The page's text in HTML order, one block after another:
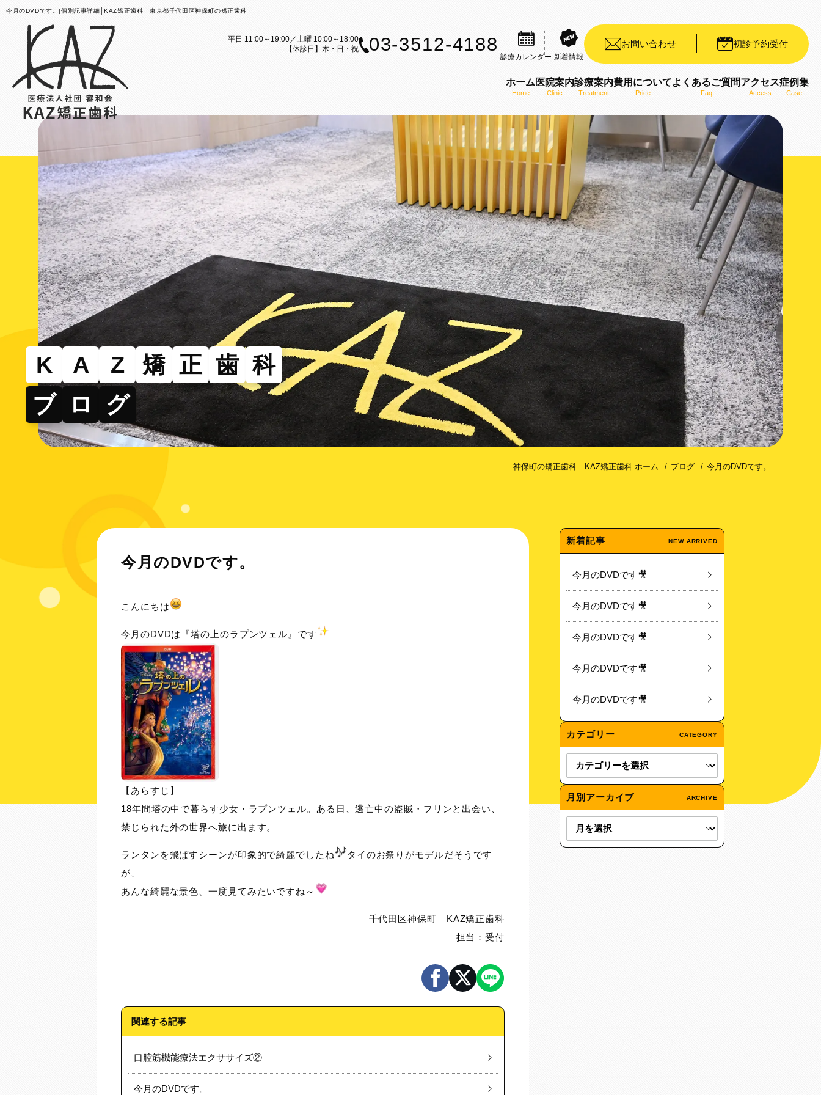
今月のDVDです。|個別記事詳細│KAZ矯正歯科 東京都千代田区神保町の矯正歯科
平日 11:00～19:00／土曜 10:00～18:00
【休診日】木・日・祝
03-3512-4188
診療カレンダー 新着情報
お問い合わせ 初診予約受付
ホーム
Home
医院案内
Clinic
KAZ矯正歯科の理念
医院案内 KAZ矯正歯科の特徴
歯科用CT 口腔内スキャナー（iTero）
スタッフ募集 感染予防対策
KAZ矯正歯科ブログ
診療案内
Treatment
矯正歯科治療のご案内
これから矯正歯科治療をお考えの方へ
矯正歯科治療の流れ
大人の矯正（成人矯正）
子どもの矯正（小児矯正）
口腔筋機能療法（MFT）
矯正装置のご紹介
セルフライゲーションブラケット装置（デイモンシステム）
カスタムメイド型リンガルブラケット矯正装置（WIN）
マウスピース型矯正装置（インビザライン）
歯科矯正用アンカースクリューを用いた矯正治療
その他
部分的な矯正（MTM）
できるだけ歯を抜かない矯正
歯のクリーニング
治療期間を短くするための方法
コルチコトミー（歯槽骨皮質骨切除術）
費用について
Price
よくあるご質問
Faq
アクセス
Access
症例集
Case
K A Z 矯 正 歯 科
ブ
ロ グ
神保町の矯正歯科 KAZ矯正歯科 ホーム ブログ 今月のDVDです。
今月のDVDです。
こんにちは
今月のDVDは『塔の上のラプンツェル』です
【あらすじ】
18年間塔の中で暮らす少女・ラプンツェル。ある日、逃亡中の盗賊・フリンと出会い、
禁じられた外の世界へ旅に出ます。
ランタンを飛ばすシーンが印象的で綺麗でしたね
タイのお祭りがモデルだそうです
が、
あんな綺麗な景色、一度見てみたいですね～
千代田区神保町 KAZ矯正歯科
担当：受付
関連する記事
口腔筋機能療法エクササイズ②
今月のDVDです。
新着記事 NEW ARRIVED
今月のDVDです🎥
今月のDVDです🎥
今月のDVDです🎥
今月のDVDです🎥
今月のDVDです🎥
カテゴリー CATEGORY
月別アーカイブ ARCHIVE
医院案内
矯正歯科治療のご案内
その他